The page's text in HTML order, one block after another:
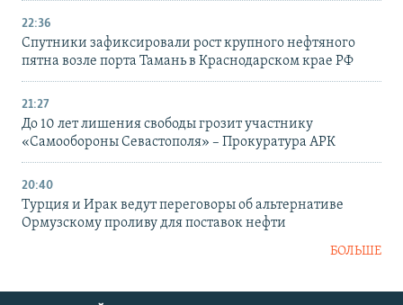
22:36
Спутники зафиксировали рост крупного нефтяного
пятна возле порта Тамань в Краснодарском крае РФ
21:27
До 10 лет лишения свободы грозит участнику
«Самообороны Севастополя» – Прокуратура АРК
20:40
Турция и Ирак ведут переговоры об альтернативе
Ормузскому проливу для поставок нефти
БОЛЬШЕ